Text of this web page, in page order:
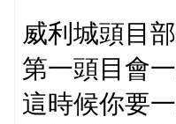
威利城頭目
第一頭目會
這時候你要